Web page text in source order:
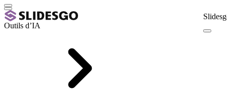
Outils d’IA